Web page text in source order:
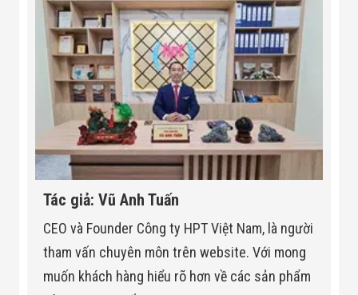
Tác giả: Vũ Anh Tuấn
CEO và Founder Công ty HPT Việt Nam, là người
tham vấn chuyên môn trên website. Với mong
muốn khách hàng hiểu rõ hơn về các sản phẩm